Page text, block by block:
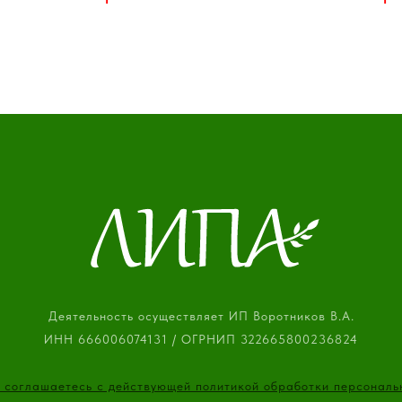
Кустовая роза - 3 шт
Пожалуйста, уточняйте
Деятельность осуществляет ИП Воротников В.А.
ИНН 666006074131 / ОГРНИП 322665800236824
с действующей политикой обработки